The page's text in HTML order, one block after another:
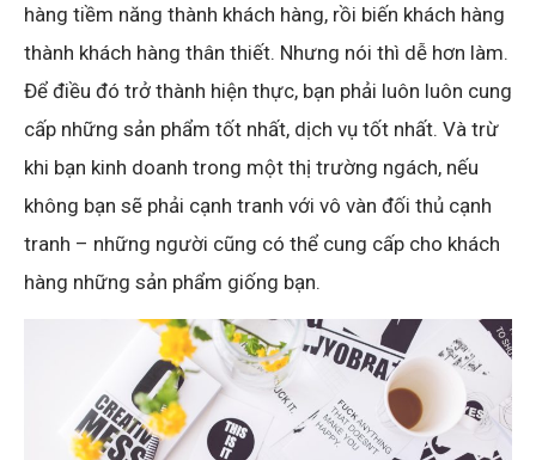
hàng tiềm năng thành khách hàng, rồi biến khách hàng
thành khách hàng thân thiết. Nhưng nói thì dễ hơn làm.
Để điều đó trở thành hiện thực, bạn phải luôn luôn cung
cấp những sản phẩm tốt nhất, dịch vụ tốt nhất. Và trừ
khi bạn kinh doanh trong một thị trường ngách, nếu
không bạn sẽ phải cạnh tranh với vô vàn đối thủ cạnh
tranh – những người cũng có thể cung cấp cho khách
hàng những sản phẩm giống bạn.